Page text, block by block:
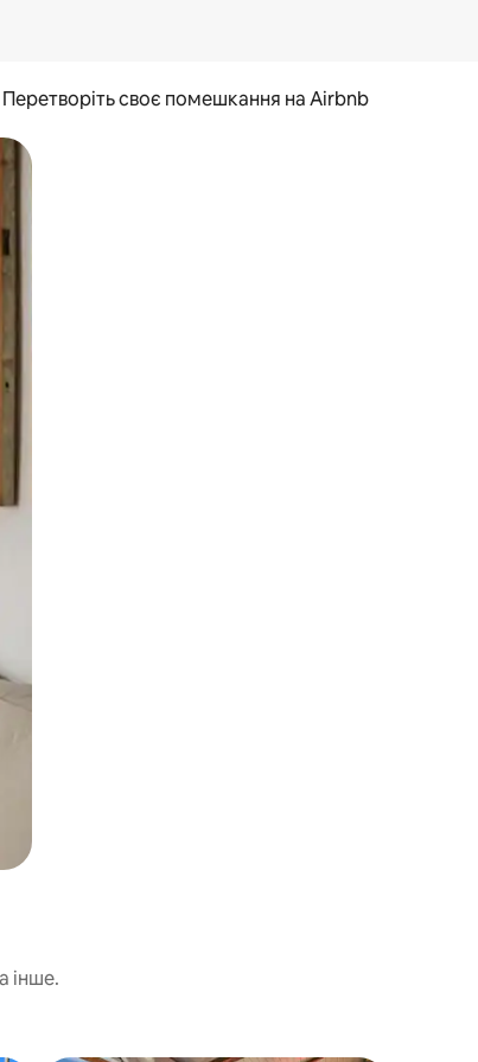
Перетворіть своє помешкання на Airbnb
та гортання.
інше.